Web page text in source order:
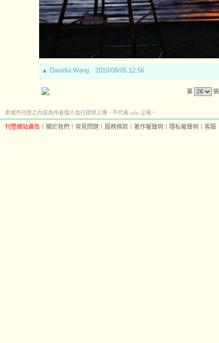
▲ Davidia Wang 2010/08/05 12:56
第
本城市刊登之內容為作者個人自行提供上傳，不代表 udn 立場。
刊登網站廣告 關於我們 常見問題 服務條款 著作權聲明 隱私權聲明 客服